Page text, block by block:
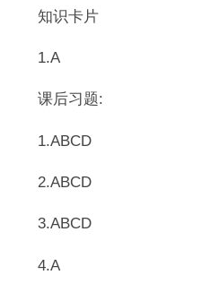
知识卡片
1.A
课后习题:
1.ABCD
2.ABCD
3.ABCD
4.A